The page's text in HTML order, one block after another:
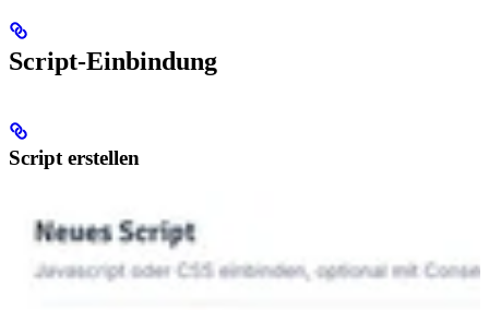
Script-Einbindung
Script erstellen